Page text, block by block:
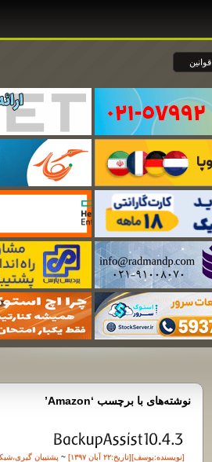
قوانین
نوشته‌های با برچسب ‘Amazon’
[نویسنده:یوسف][تاريخ:۲۲ آبان ۱۳۹۷] ~ پشتیبان گیری،